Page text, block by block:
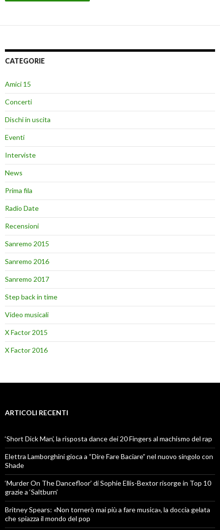
CATEGORIE
Amici 15
Concerti
Dischi in uscita
Eventi
Interviste
News
Prima fila
Radio Date
Recensioni
Sanremo 2015
Sanremo 2016
Sanremo 2017
Step back in time
Video musicali
X Factor 2015
X Factor 2016
ARTICOLI RECENTI
‘Short Dick Man’, la risposta dance dei 20 Fingers al machismo del rap
Elettra Lamborghini gioca a “Dire Fare Baciare” nel nuovo singolo con
Shade
‘Murder On The Dancefloor’ di Sophie Ellis-Bextor risorge in Top 10
grazie a ‘Saltburn’
Britney Spears: «Non tornerò mai più a fare musica», la doccia gelata
che spiazza il mondo del pop